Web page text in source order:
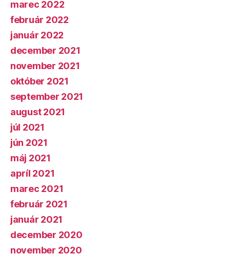
marec 2022
február 2022
január 2022
december 2021
november 2021
október 2021
september 2021
august 2021
júl 2021
jún 2021
máj 2021
apríl 2021
marec 2021
február 2021
január 2021
december 2020
november 2020